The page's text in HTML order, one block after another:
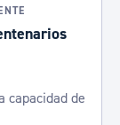
capacidad de